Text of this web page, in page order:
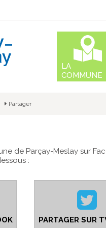
contenu
LA
COMMUNE
Partager
de Parçay-Meslay sur
:
PARTAGER SUR